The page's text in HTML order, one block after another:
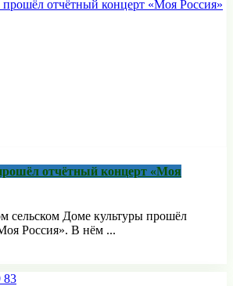
отчётный концерт «Моя
сельском Доме культуры прошёл
Россия». В нём ...
83